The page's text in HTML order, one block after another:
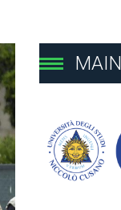
MAIN